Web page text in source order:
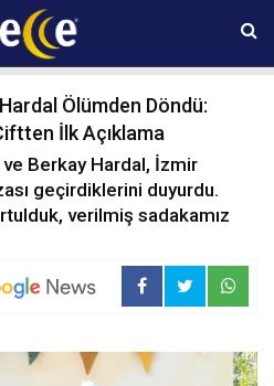
Pazar 02:35
Ölümden Döndü:
İlk Açıklama
Berkay Hardal, İzmir
geçirdiklerini duyurdu.
verilmiş sadakamız